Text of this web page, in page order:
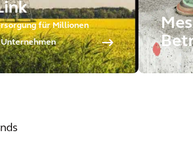
für Millionen